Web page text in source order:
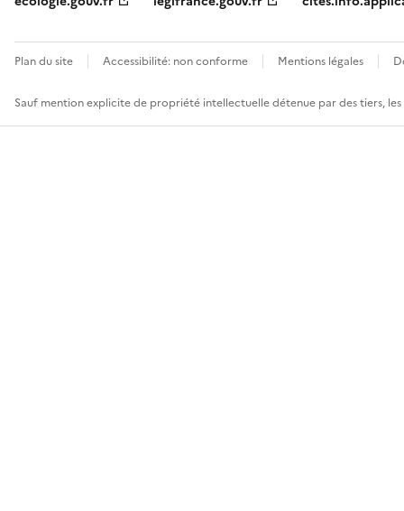
Plan du site Accessibilité: non conforme Mentions légales
Sauf mention explicite de propriété intellectuelle détenue par des tiers,